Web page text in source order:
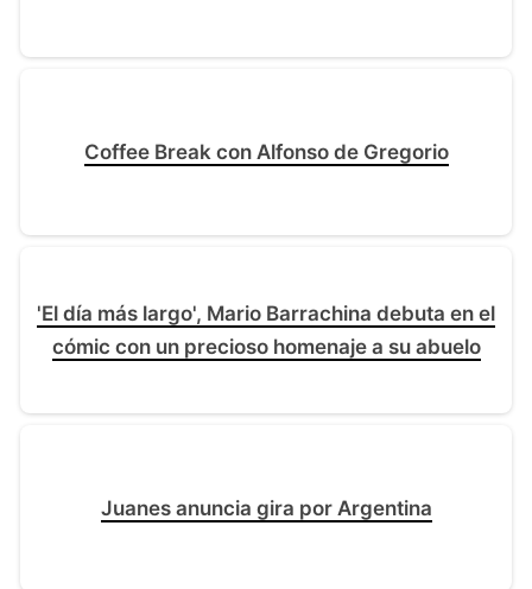
Coffee Break con Alfonso de Gregorio
'El día más largo', Mario Barrachina debuta en el
cómic con un precioso homenaje a su abuelo
Juanes anuncia gira por Argentina